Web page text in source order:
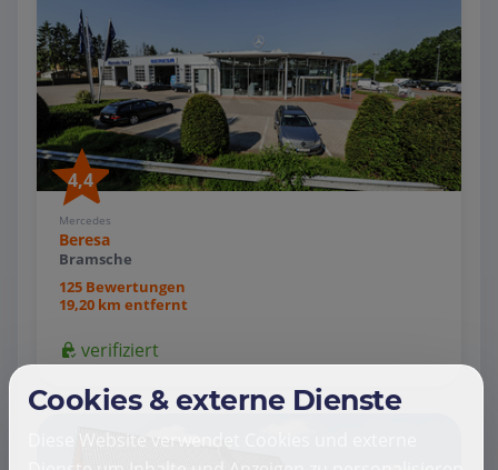
4,4
Mercedes
Beresa
Bramsche
125 Bewertungen
19,20 km entfernt
verifiziert
Cookies & externe Dienste
Diese Website verwendet Cookies und externe